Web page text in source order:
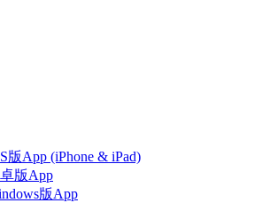
App (iPhone & iPad)
版App
版App